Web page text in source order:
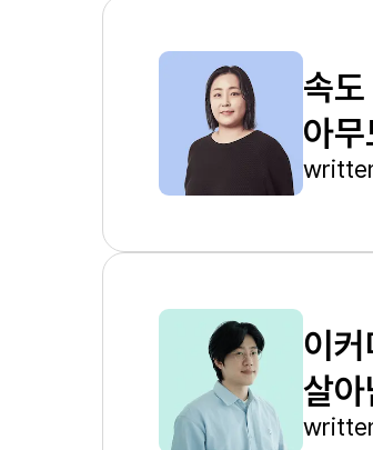
속
아
이
살